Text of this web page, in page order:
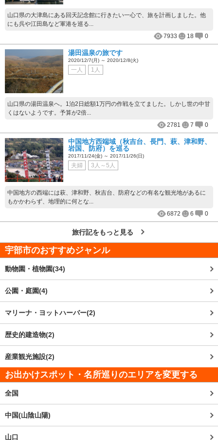
山口県の大津島にある回天記念館に行きたい一心で、旅を計画しました。他
にも呉や江田島など軍港を巡る...
7933
18 0
湯田温泉の旅です
2020/12/7(月) ～ 2020/12/8(火)
一人 1人
山口県の湯田温泉へ。1泊2日総額1万円の作戦を立てました。しかし世の中甘
くはないようです。予算が2倍...
2781
7 0
中国地方西端域（秋吉台、長門、萩、津和野、
岩国、防府）を巡る
2017/11/24(金) ～ 2017/11/26(日)
夫婦 3人～5人
中国地方の西端には萩、津和野、秋吉台、防府などの有名な観光地があるに
もかかわらず、地理的に何とな...
6872
6 0
旅行記をもっと見る
宇部市のおすすめジャンル
動物園・植物園(34)
公園・庭園(4)
マリーナ・ヨットハーバー(2)
歴史的建造物(2)
産業観光施設(2)
お出かけスポット・名所巡りのエリアを変更する
全国
中国(山陰山陽)
山口